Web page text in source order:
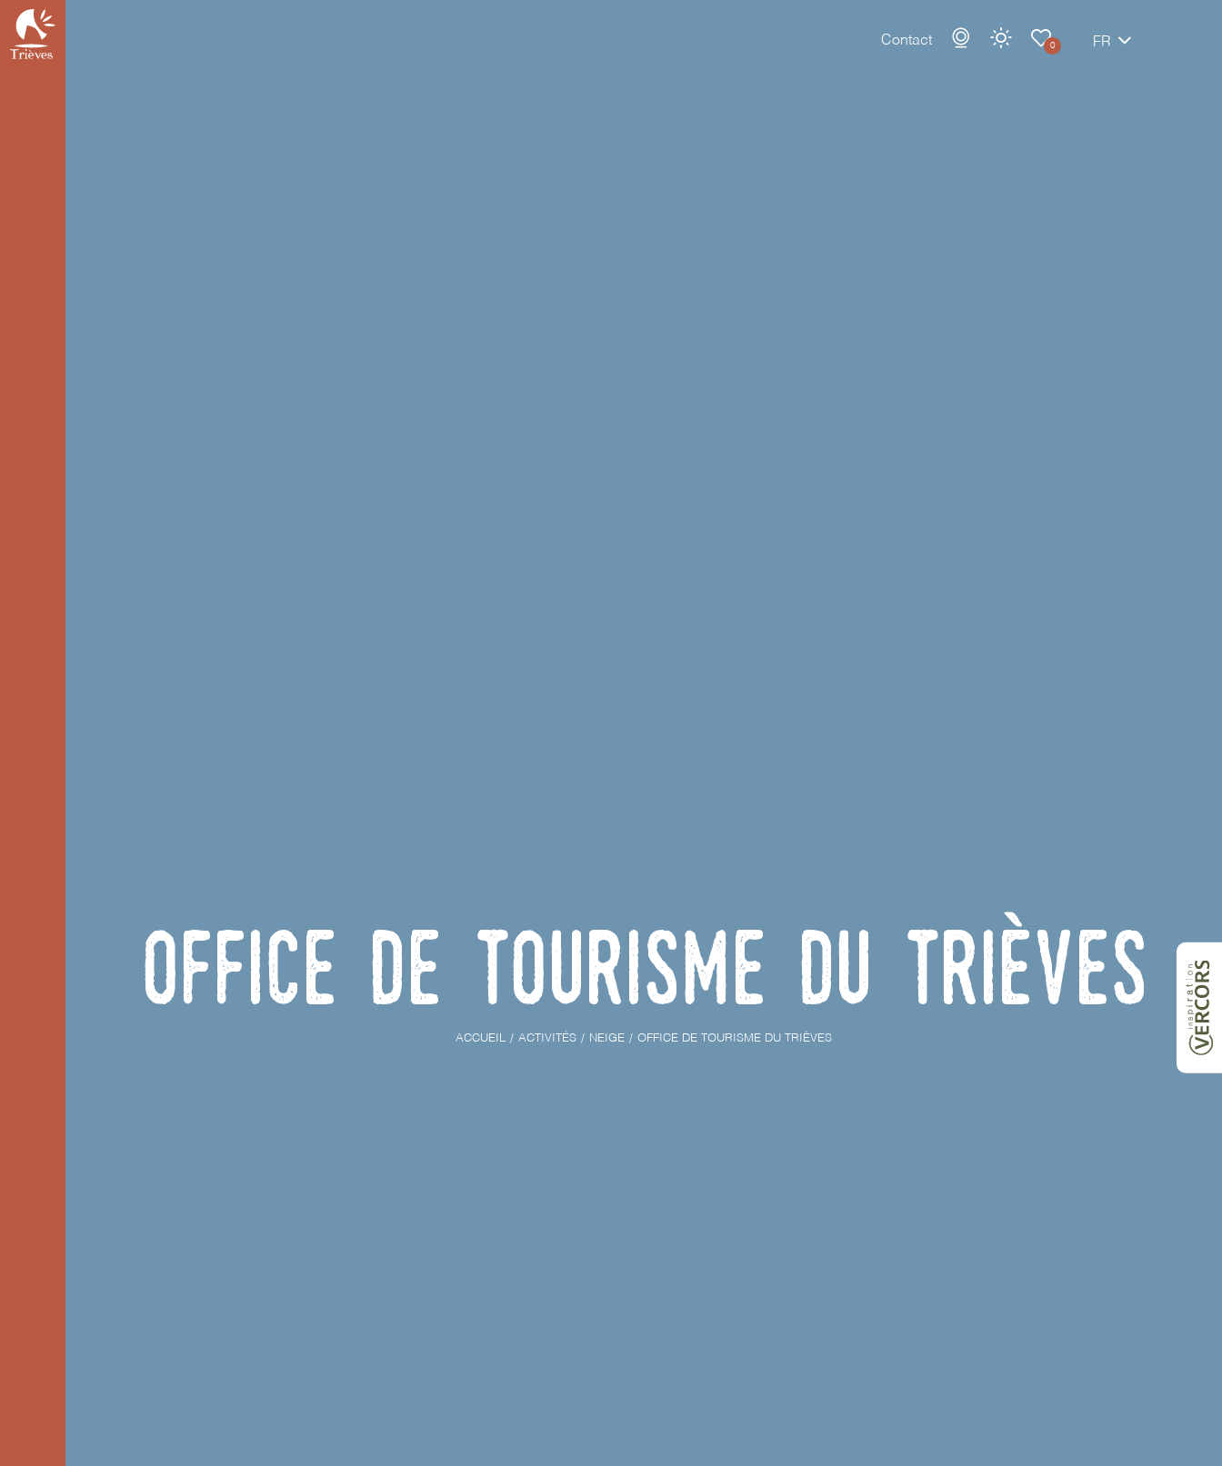
Contact 0 FR
Office de Tourisme du Trièves
ACCUEIL ACTIVITÉS NEIGE OFFICE DE TOURISME DU TRIÈVES